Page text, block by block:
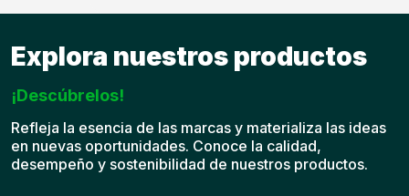
Explora nuestros productos
¡Descúbrelos!
Refleja la esencia de las marcas y materializa las ideas
en nuevas oportunidades. Conoce la calidad,
desempeño y sostenibilidad de nuestros productos.